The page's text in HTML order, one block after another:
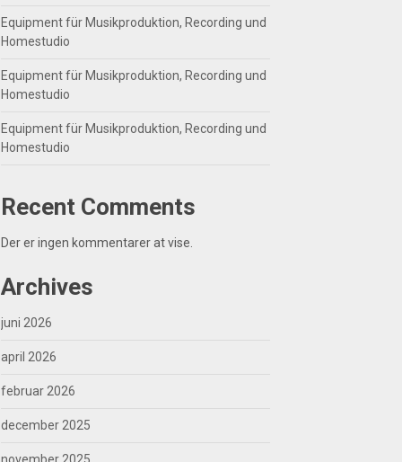
Equipment für Musikproduktion, Recording und
Homestudio
Equipment für Musikproduktion, Recording und
Homestudio
Equipment für Musikproduktion, Recording und
Homestudio
Recent Comments
Der er ingen kommentarer at vise.
Archives
juni 2026
april 2026
februar 2026
december 2025